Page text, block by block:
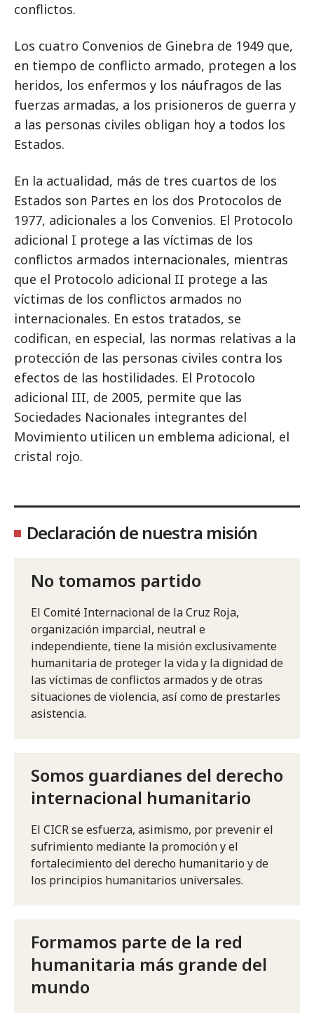
conflictos.
Los cuatro Convenios de Ginebra de 1949 que,
en tiempo de conflicto armado, protegen a los
heridos, los enfermos y los náufragos de las
fuerzas armadas, a los prisioneros de guerra y
a las personas civiles obligan hoy a todos los
Estados.
En la actualidad, más de tres cuartos de los
Estados son Partes en los dos Protocolos de
1977, adicionales a los Convenios. El Protocolo
adicional I protege a las víctimas de los
conflictos armados internacionales, mientras
que el Protocolo adicional II protege a las
víctimas de los conflictos armados no
internacionales. En estos tratados, se
codifican, en especial, las normas relativas a la
protección de las personas civiles contra los
efectos de las hostilidades. El Protocolo
adicional III, de 2005, permite que las
Sociedades Nacionales integrantes del
Movimiento utilicen un emblema adicional, el
cristal rojo.
Declaración de nuestra misión
No tomamos partido
El Comité Internacional de la Cruz Roja,
organización imparcial, neutral e
independiente, tiene la misión exclusivamente
humanitaria de proteger la vida y la dignidad de
las víctimas de conflictos armados y de otras
situaciones de violencia, así como de prestarles
asistencia.
Somos guardianes del derecho
internacional humanitario
El CICR se esfuerza, asimismo, por prevenir el
sufrimiento mediante la promoción y el
fortalecimiento del derecho humanitario y de
los principios humanitarios universales.
Formamos parte de la red
humanitaria más grande del
mundo